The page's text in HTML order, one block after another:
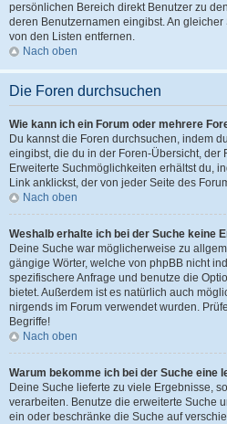
persönlichen Bereich direkt Benutzer zu
deren Benutzernamen eingibst. An
von den Listen entfernen.
Nach oben
Die Foren durchsuchen
Wie kann ich ein Forum oder mehrere
Du kannst die Foren durchsuchen, indem
eingibst, die du in der Foren-Übersicht, der
Erweiterte Suchmöglichkeiten erhältst du,
Link anklickst, der von jeder Seite des
Nach oben
Weshalb erhalte ich bei der Suche keine
Deine Suche war möglicherweise zu
gängige Wörter, welche von phpBB nicht
spezifischere Anfrage und benutze die
bietet. Außerdem ist es natürlich auch
nirgends im Forum verwendet wurden.
Begriffe!
Nach oben
Warum bekomme ich bei der Suche eine
Deine Suche lieferte zu viele Ergebnisse,
verarbeiten. Benutze die erweiterte Suche
ein oder beschränke die Suche auf